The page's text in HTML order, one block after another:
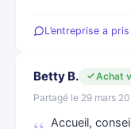
L’entreprise a
Betty B.
Achat
Partagé le 29 mars
Accueil,